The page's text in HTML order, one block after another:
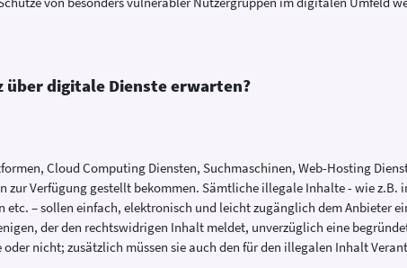
über digitale Dienste erwarten?
Cloud Computing Diensten, Suchmaschinen, Web-Hosting
Verfügung gestellt bekommen. Sämtliche illegale Inhalte - wie z.B.
etc. – sollen einfach, elektronisch und leicht zugänglich dem Anbieter
der den rechtswidrigen Inhalt meldet, unverzüglich eine
nicht; zusätzlich müssen sie auch den für den illegalen Inhalt